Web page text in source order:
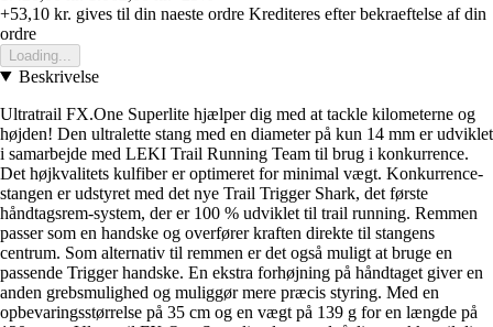
+53,10 kr. gives til din naeste ordre Krediteres efter bekraeftelse af din
ordre
Loading...
Beskrivelse
Ultratrail FX.One Superlite hjælper dig med at tackle kilometerne og
højden! Den ultralette stang med en diameter på kun 14 mm er udviklet
i samarbejde med LEKI Trail Running Team til brug i konkurrence.
Det højkvalitets kulfiber er optimeret for minimal vægt. Konkurrence-
stangen er udstyret med det nye Trail Trigger Shark, det første
håndtagsrem-system, der er 100 % udviklet til trail running. Remmen
passer som en handske og overfører kraften direkte til stangens
centrum. Som alternativ til remmen er det også muligt at bruge en
passende Trigger handske. En ekstra forhøjning på håndtaget giver en
anden grebsmulighed og muliggør mere præcis styring. Med en
opbevaringsstørrelse på 35 cm og en vægt på 139 g for en længde på